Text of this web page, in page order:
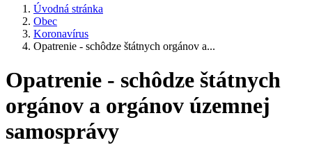
Úvodná stránka
Obec
Koronavírus
Opatrenie - schôdze štátnych orgánov a...
Opatrenie - schôdze štátnych
orgánov a orgánov územnej
samosprávy